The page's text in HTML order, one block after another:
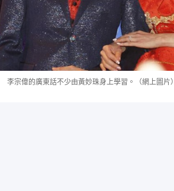
李宗偉的廣東話不少由黃妙珠身上學習。（網上圖片）